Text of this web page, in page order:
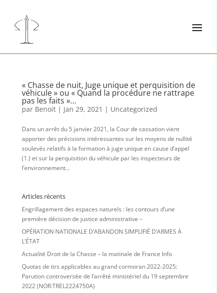
« Chasse de nuit, Juge unique et perquisition de
véhicule » ou « Quand la procédure ne rattrape
pas les faits »…
par Benoit| Jan 29, 2021 | Uncategorized
Dans un arrêt du 5 janvier 2021, la Cour de cassation vient
apporter des précisions intéressantes sur les moyens de nullité
soulevés relatifs à la formation à juge unique en cause d’appel
(1.) et sur la perquisition du véhicule par les inspecteurs de
l’environnement...
Articles récents
Engrillagement des espaces naturels : les contours d’une
première décision de justice administrative –
OPÉRATION NATIONALE D’ABANDON SIMPLIFIÉ D’ARMES À
L’ÉTAT
Actualité Droit de la Chasse – la matinale de France Info
Quotas de tirs applicables au grand cormoran 2022-2025:
Parution controversée de l’arrêté ministériel du 19 septembre
2022 (NOR:TREL2224750A)